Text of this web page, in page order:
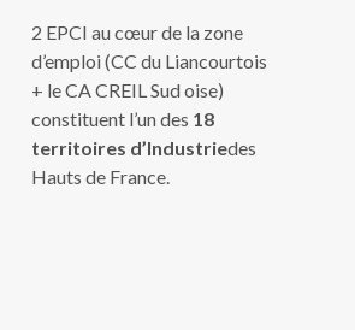
2 EPCI au cœur de la zone
d’emploi (CC du Liancourtois
+ le CA CREIL Sud oise)
constituent l’un des 18
territoires d’Industriedes
Hauts de France.